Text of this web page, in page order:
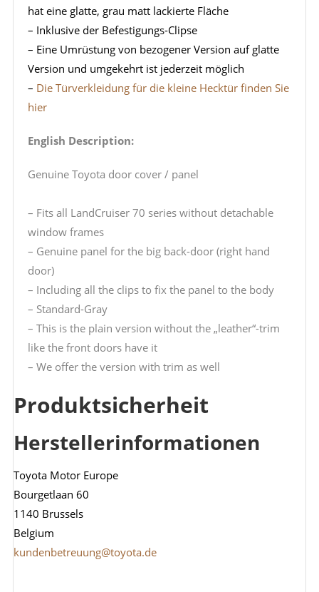
hat eine glatte, grau matt lackierte Fläche
– Inklusive der Befestigungs-Clipse
– Eine Umrüstung von bezogener Version auf glatte
Version und umgekehrt ist jederzeit möglich
– Die Türverkleidung für die kleine Hecktür finden Sie
hier
English Description:
Genuine Toyota door cover / panel
– Fits all LandCruiser 70 series without detachable
window frames
– Genuine panel for the big back-door (right hand
door)
– Including all the clips to fix the panel to the body
– Standard-Gray
– This is the plain version without the „leather“-trim
like the front doors have it
– We offer the version with trim as well
Produktsicherheit
Herstellerinformationen
Toyota Motor Europe
Bourgetlaan 60
1140 Brussels
Belgium
kundenbetreuung@toyota.de